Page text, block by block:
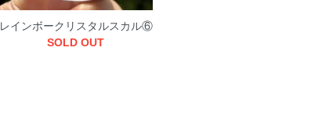
レインボークリスタルスカル⑥
SOLD OUT